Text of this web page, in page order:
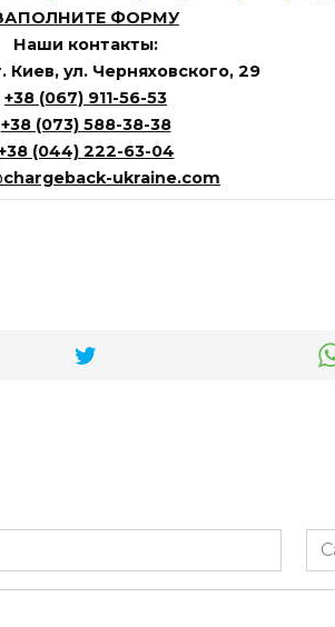
ФОРМУ
Наши контакты:
Киев, ул. Черняховского, 29
+38 (067) 911-56-53
+38 (073) 588-38-38
(044) 222-63-04
ukraine.com